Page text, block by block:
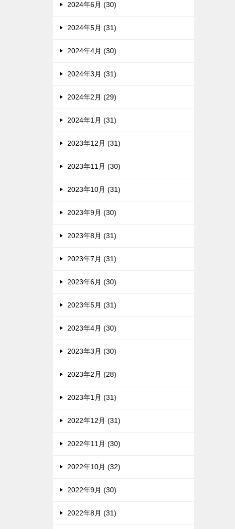
2024年6月 (30)
2024年5月 (31)
2024年4月 (30)
2024年3月 (31)
2024年2月 (29)
2024年1月 (31)
2023年12月 (31)
2023年11月 (30)
2023年10月 (31)
2023年9月 (30)
2023年8月 (31)
2023年7月 (31)
2023年6月 (30)
2023年5月 (31)
2023年4月 (30)
2023年3月 (30)
2023年2月 (28)
2023年1月 (31)
2022年12月 (31)
2022年11月 (30)
2022年10月 (32)
2022年9月 (30)
2022年8月 (31)